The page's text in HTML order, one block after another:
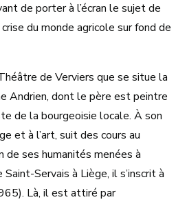
de porter à l’écran le sujet de
du monde agricole sur fond de
de Verviers que se situe la
Andrien, dont le père est peintre
de la bourgeoisie locale. À son
et à l’art, suit des cours au
de ses humanités menées à
Servais à Liège, il s’inscrit à
Là, il est attiré par